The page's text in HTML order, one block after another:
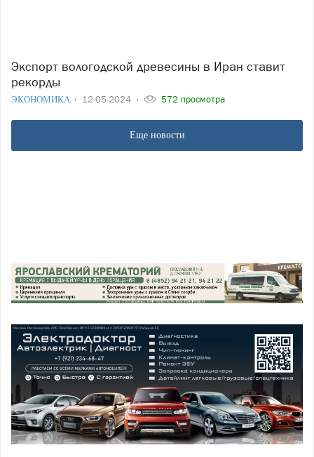
Экспорт вологодской древесины в Иран ставит
рекорды
ЭКОНОМИКА 12-05-2024 572 просмотра
Еще новости